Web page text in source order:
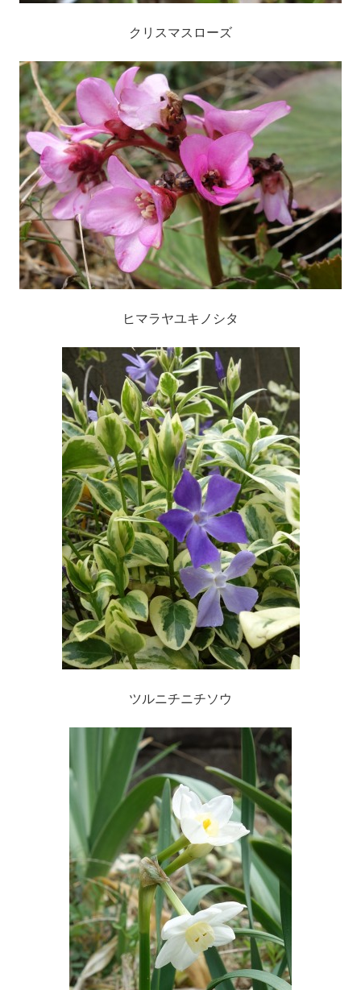
クリスマスローズ
ヒマラヤユキノシタ
ツルニチニチソウ